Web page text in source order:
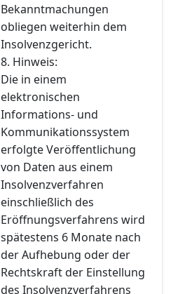
Bekanntmachungen
obliegen weiterhin dem
Insolvenzgericht.
8. Hinweis:
Die in einem
elektronischen
Informations- und
Kommunikationssystem
erfolgte Veröffentlichung
von Daten aus einem
Insolvenzverfahren
einschließlich des
Eröffnungsverfahrens wird
spätestens 6 Monate nach
der Aufhebung oder der
Rechtskraft der Einstellung
des Insolvenzverfahrens